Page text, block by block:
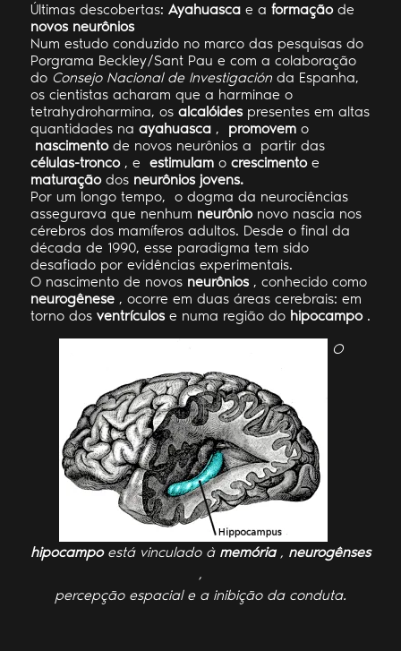
Últimas descobertas: Ayahuascae a formaçãode
novos neurônios
Num estudo conduzido no marco das pesquisas do
Porgrama Beckley/Sant Pau e com a colaboração
do Consejo Nacional de Investigaciónda Espanha,
os cientistas acharam que a harminae o
tetrahydroharmina, os alcalóidespresentes em altas
quantidades na ayahuasca, promovemo
nascimentode novos neurônios a partir das
células-tronco, e estimulamo crescimentoe
maturaçãodos neurônios jovens.
Por um longo tempo, o dogma da neurociências
assegurava que nenhum neurônionovo nascia nos
cérebros dos mamíferos adultos. Desde o final da
década de 1990, esse paradigma tem sido
desafiado por evidências experimentais.
O nascimento de novos neurônios, conhecido como
neurogênese, ocorre em duas áreas cerebrais: em
torno dos ventrículose numa região do hipocampo.
O
hipocampoestá vinculado à memória, neurogênses
,
percepção espacial e a inibição da conduta.